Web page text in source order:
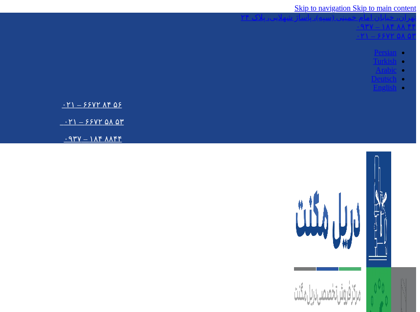
Skip to navigation Skip to main content
تهران،‌ خیابان امام خمینی (سپه)، پاساژ شهلایی، پلاک ۲۴
۴۴ ۸۸ ۱۸۴ – ۰۹۳۷
۵۳ ۵۸ ۶۶۷۲ – ۰۲۱
Persian
Turkish
Arabic
Deutsch
English
۵۶ ۸۴ ۶۶۷۲ – ۰۲۱
۵۳ ۵۸ ۶۶۷۲ – ۰۲۱
۸۸۴۴ ۱۸۴ – ۰۹۳۷